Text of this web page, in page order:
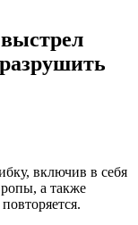
включив в себя
а также